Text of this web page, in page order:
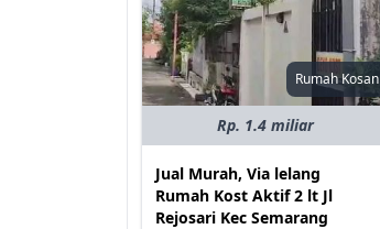
Rumah Kosan
Rp. 1.4 miliar
Jual Murah, Via lelang
Rumah Kost Aktif 2 lt Jl
Rejosari Kec Semarang